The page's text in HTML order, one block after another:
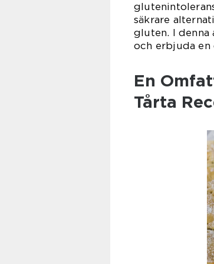
säkrare
gluten. I
och erbjuda en
En
Tårta